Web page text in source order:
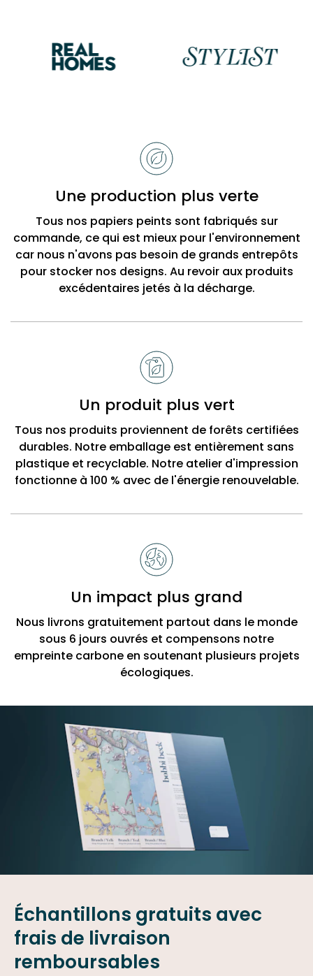
BobbiUne production plus verte
Tous nos papiers peints sont fabriqués sur
commande, ce qui est mieux pour l'environnement
car nous n'avons pas besoin de grands entrepôts
pour stocker nos designs. Au revoir aux produits
excédentaires jetés à la décharge.
Un produit plus vert
Tous nos produits proviennent de forêts certifiées
durables. Notre emballage est entièrement sans
plastique et recyclable. Notre atelier d'impression
fonctionne à 100 % avec de l'énergie renouvelable.
Un impact plus grand
Nous livrons gratuitement partout dans le monde
sous 6 jours ouvrés et compensons notre
empreinte carbone en soutenant plusieurs projets
écologiques.
Échantillons gratuits avec
frais de livraison
remboursables